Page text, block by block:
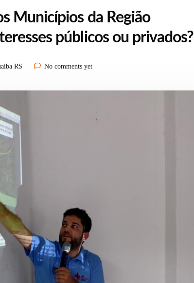
Municípios da Região
públicos ou privados?
RS No comments yet